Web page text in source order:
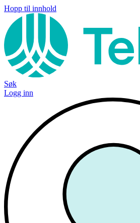
Hopp til innhold
Søk
Logg inn